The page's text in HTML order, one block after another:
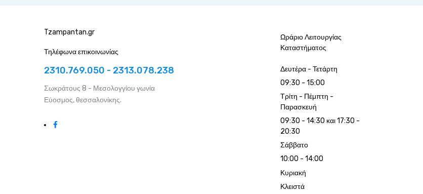
Tzampantan.gr
Τηλέφωνα επικοινωνίας
2310.769.050 - 2313.078.238
Σωκράτους 8 - Μεσολογγίου γωνία
Εύοσμος, θεσσαλονίκης.
Ωράριο Λειτουργίας
Καταστήματος
Δευτέρα - Τετάρτη
09:30 - 15:00
Τρίτη - Πέμπτη -
Παρασκευή
09:30 - 14:30 και 17:30 -
20:30
Σάββατο
10:00 - 14:00
Κυριακή
Κλειστά